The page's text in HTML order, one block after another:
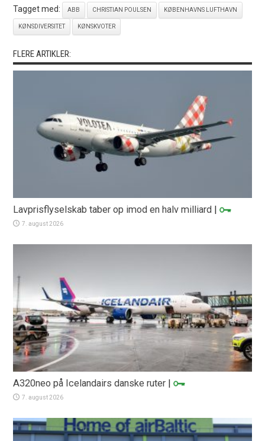
Tagget med: ABB CHRISTIAN POULSEN KØBENHAVNS LUFTHAVN
KØNSDIVERSITET KØNSKVOTER
FLERE ARTIKLER:
Lavprisflyselskab taber op imod en halv milliard |
7. august 2026
A320neo på Icelandairs danske ruter |
7. august 2026